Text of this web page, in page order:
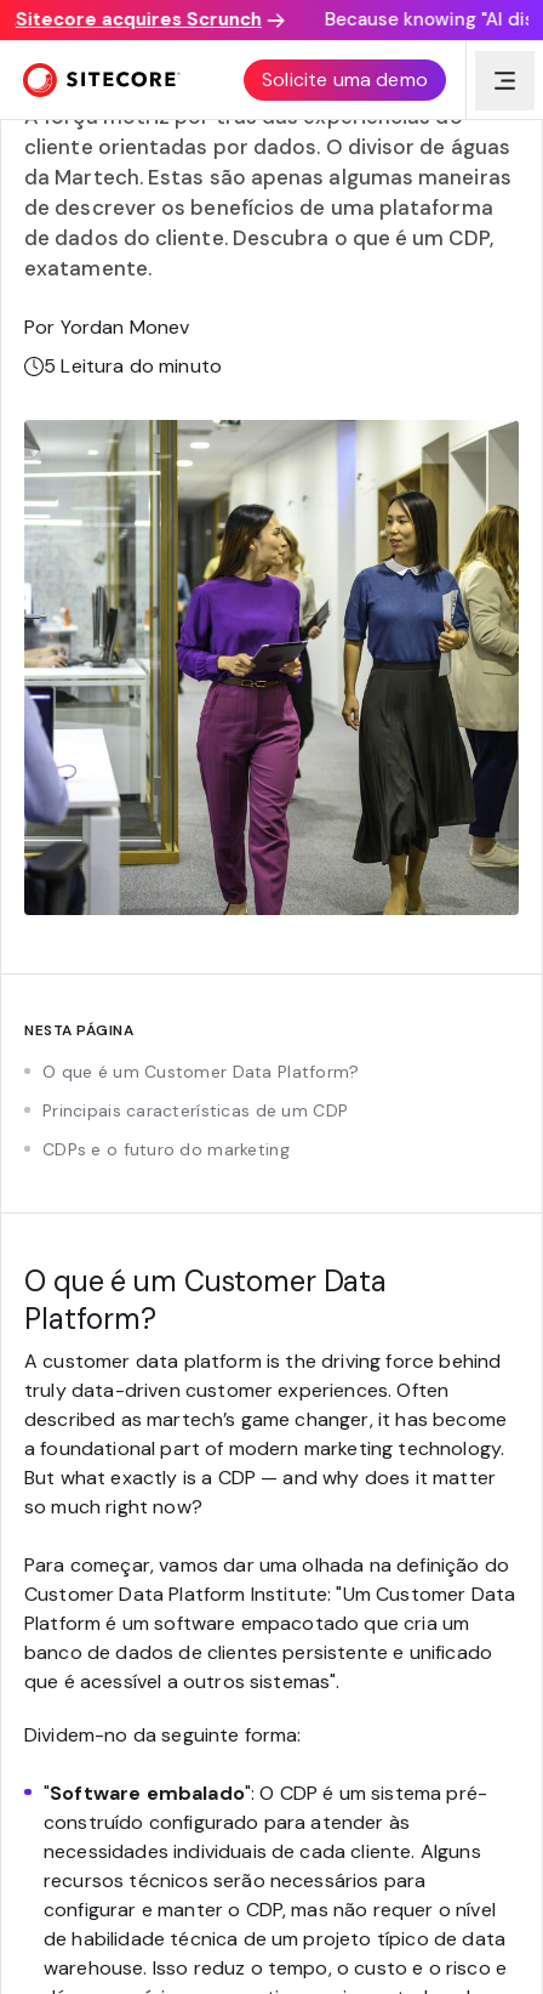
acquires Scrunch Because knowing "AI
Solicite uma demo
O que é um CDP?
A força motriz por trás das experiências do
cliente orientadas por dados. O divisor de águas
da Martech. Estas são apenas algumas maneiras
de descrever os benefícios de uma plataforma
de dados do cliente. Descubra o que é um CDP,
exatamente.
Por Yordan Monev
5 Leitura do minuto
NESTA PÁGINA
O que é um Customer Data Platform?
Principais características de um CDP
CDPs e o futuro do marketing
O que é um Customer Data
Platform?
A customer data platform is the driving force behind
truly data-driven customer experiences. Often
described as martech’s game changer, it has become
a foundational part of modern marketing technology.
But what exactly is a CDP — and why does it matter
so much right now?
Para começar, vamos dar uma olhada na definição do
Customer Data Platform Institute: "Um Customer Data
Platform é um software empacotado que cria um
banco de dados de clientes persistente e unificado
que é acessível a outros sistemas".
Dividem-no da seguinte forma:
"Software embalado": O CDP é um sistema pré-
construído configurado para atender às
necessidades individuais de cada cliente. Alguns
recursos técnicos serão necessários para
configurar e manter o CDP, mas não requer o nível
de habilidade técnica de um projeto típico de data
warehouse. Isso reduz o tempo, o custo e o risco e